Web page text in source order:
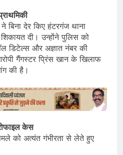
बिना देर किए हंटरगंज थाना
दी। उन्होंने पुलिस को
डिटेल्स और अज्ञात नंबर की
गैंगस्टर प्रिंस खान के खिलाफ
की है।
केस
को अत्यंत गंभीरता से लेते हुए